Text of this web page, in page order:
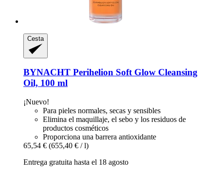
Cesta
BYNACHT Perihelion Soft Glow Cleansing
Oil, 100 ml
¡Nuevo!
Para pieles normales, secas y sensibles
Elimina el maquillaje, el sebo y los residuos de
productos cosméticos
Proporciona una barrera antioxidante
65,54 € (655,40 € / l)
Entrega gratuita hasta el 18 agosto